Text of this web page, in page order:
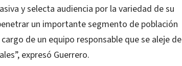
y selecta audiencia por la variedad de su
un importante segmento de población
de un equipo responsable que se aleje de
expresó Guerrero.